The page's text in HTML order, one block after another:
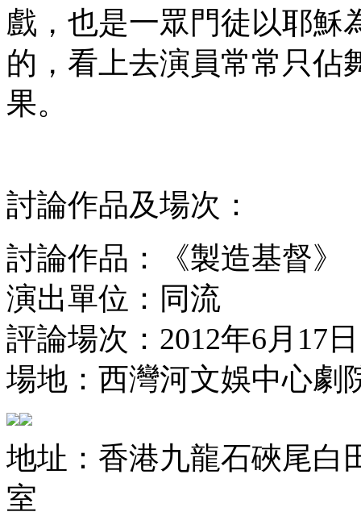
戲，也是一眾門徒以耶穌
的，看上去演員常常只佔
果。
討論作品及場次：
討論作品：《製造基督》
演出單位：同流
評論場次：2012年6月17
場地：西灣河文娛中心劇
地址：香港九龍石硤尾白
室